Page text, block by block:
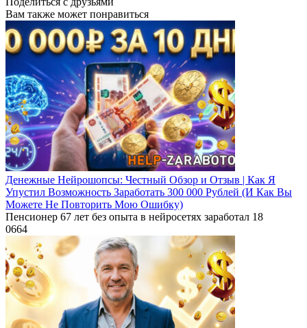
Вам также может понравиться
Денежные Нейрошопсы: Честный Обзор и Отзыв | Как Я
Упустил Возможность Заработать 300 000 Рублей (И Как Вы
Можете Не Повторить Мою Ошибку)
Пенсионер 67 лет без опыта в нейросетях заработал 18
0664